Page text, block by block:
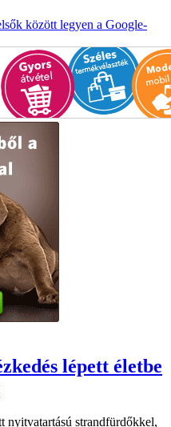
között legyen a Google-
lépett életbe
nyitvatartású strandfürdőkkel,